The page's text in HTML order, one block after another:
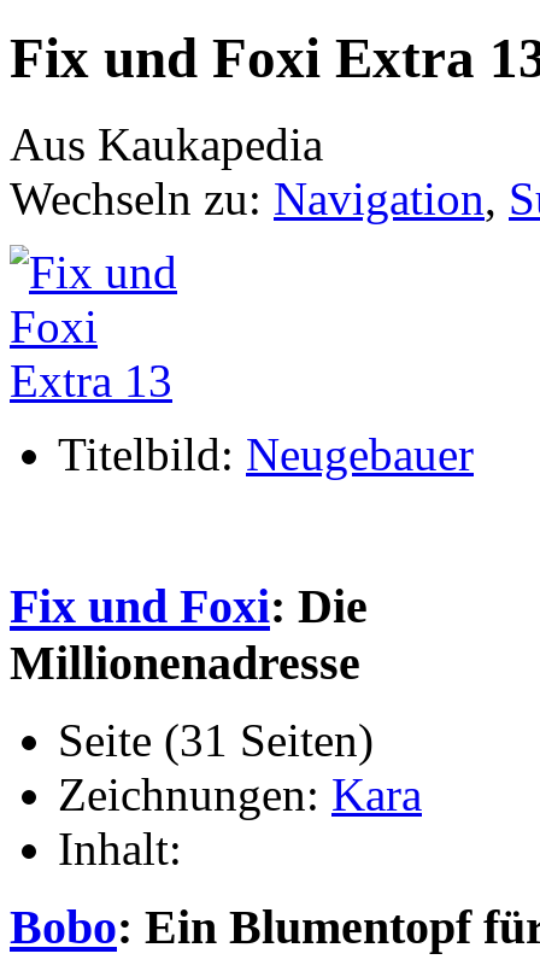
Fix und Foxi Extra
Aus Kaukapedia
Wechseln zu: Navigation,
Titelbild: Neugebauer
Fix und Foxi: Die
Millionenadresse
Seite (31 Seiten)
Zeichnungen: Kara
Inhalt:
Bobo: Ein Blumentopf